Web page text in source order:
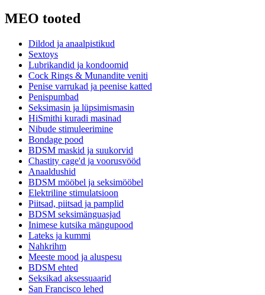
MEO tooted
Dildod ja anaalpistikud
Sextoys
Lubrikandid ja kondoomid
Cock Rings & Munandite veniti
Penise varrukad ja peenise katted
Penispumbad
Seksimasin ja lüpsimismasin
HiSmithi kuradi masinad
Nibude stimuleerimine
Bondage pood
BDSM maskid ja suukorvid
Chastity cage'd ja voorusvööd
Anaaldushid
BDSM mööbel ja seksimööbel
Elektriline stimulatsioon
Piitsad, piitsad ja pamplid
BDSM seksimänguasjad
Inimese kutsika mängupood
Lateks ja kummi
Nahkrihm
Meeste mood ja aluspesu
BDSM ehted
Seksikad aksessuaarid
San Francisco lehed